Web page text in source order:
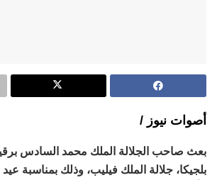
أصوات نيوز /
بعث صاحب الجلالة الملك محمد السادس
بلجيكا، جلالة الملك فيليب، وذلك بمناسبة عيد